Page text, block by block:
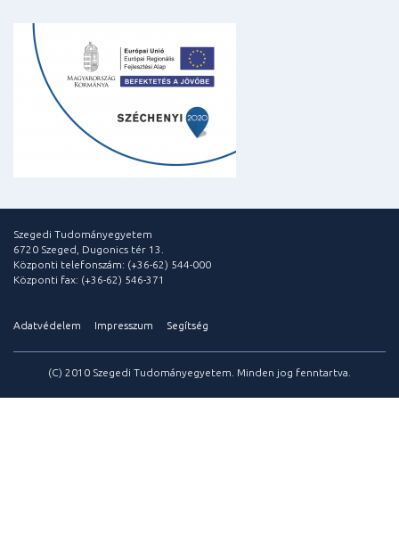
Szegedi Tudományegyetem
6720 Szeged, Dugonics tér 13.
Központi telefonszám: (+36-62) 544-000
Központi fax: (+36-62) 546-371
Adatvédelem Impresszum Segítség
(C) 2010 Szegedi Tudományegyetem. Minden jog fenntartva.